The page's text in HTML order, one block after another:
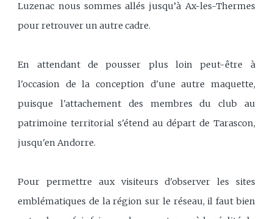
Luzenac nous sommes allés jusqu’à Ax-les-Thermes
pour retrouver un autre cadre.
En attendant de pousser plus loin peut-être à
l'occasion de la conception d'une autre maquette,
puisque l'attachement des membres du club au
patrimoine territorial s'étend au départ de Tarascon,
jusqu'en Andorre.
Pour permettre aux visiteurs d'observer les sites
emblématiques de la région sur le réseau, il faut bien